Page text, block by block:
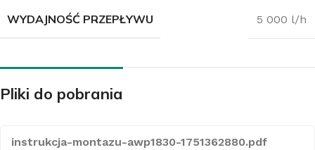
WYDAJNOŚĆ PRZEPŁYWU 5 000 l/h
Pliki do pobrania
instrukcja-montazu-awp1830-1751362880.pdf